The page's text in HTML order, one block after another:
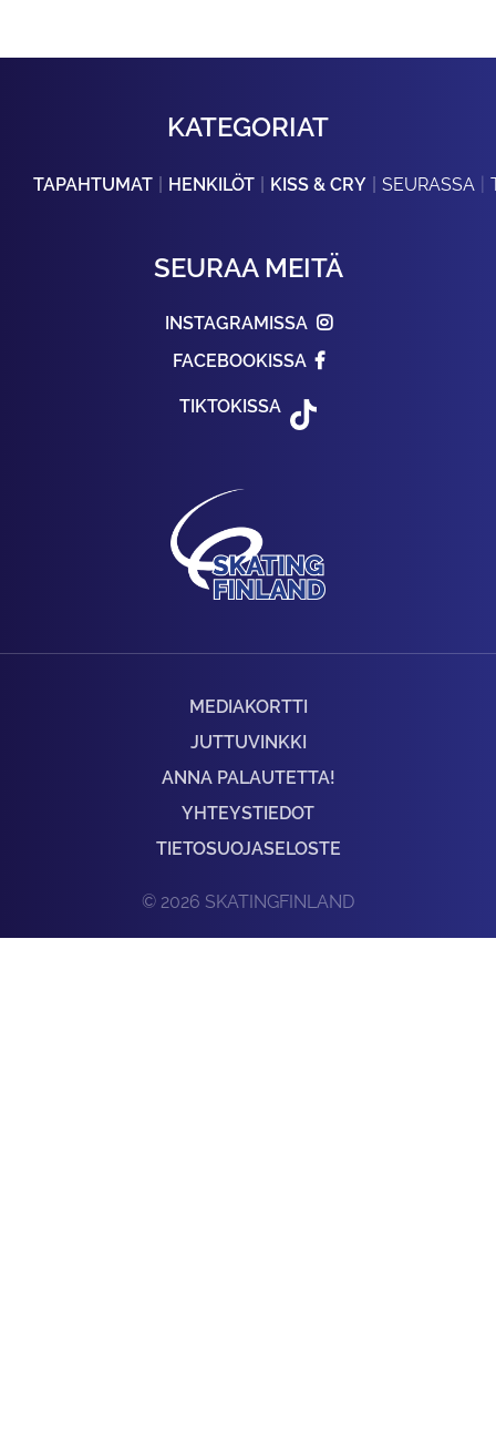
KATEGORIAT
TAPAHTUMAT HENKILÖT KISS & CRY SEURASSA
SEURAA MEITÄ
INSTAGRAMISSA
FACEBOOKISSA
TIKTOKISSA
MEDIAKORTTI
JUTTUVINKKI
ANNA PALAUTETTA!
YHTEYSTIEDOT
TIETOSUOJASELOSTE
© 2026 SKATINGFINLAND